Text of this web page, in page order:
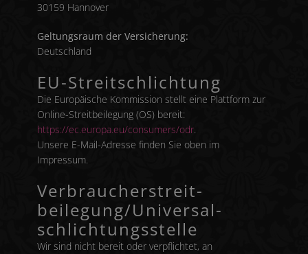
30159 Hannover
Geltungsraum der Versicherung:
Deutschland
EU-Streitschlichtung
Die Europäische Kommission stellt eine Plattform zur
Online-Streitbeilegung (OS) bereit:
https://ec.europa.eu/consumers/odr.
Unsere E-Mail-Adresse finden Sie oben im
Impressum.
Verbraucher­streit­
beilegung/Universal­
schlichtungs­stelle
Wir sind nicht bereit oder verpflichtet, an